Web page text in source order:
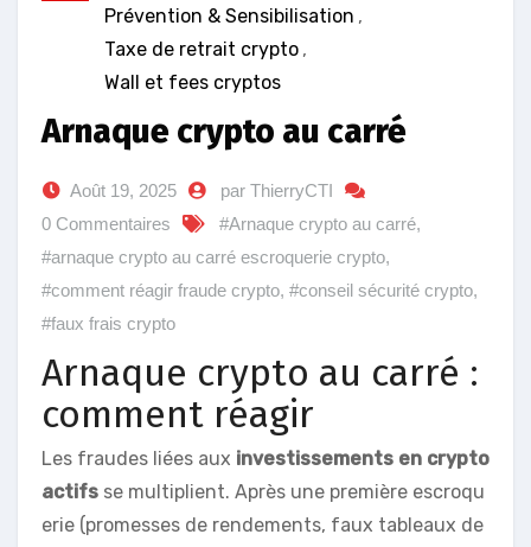
Prévention & Sensibilisation ,
Taxe de retrait crypto ,
Wall et fees cryptos
Arnaque crypto au carré
Août 19, 2025
par ThierryCTI
0 Commentaires
#Arnaque crypto au carré,
#arnaque crypto au carré escroquerie crypto,
#comment réagir fraude crypto, #conseil sécurité crypto,
#faux frais crypto
Arnaque crypto au carré :
comment réagir
Les fraudes liées aux investissements en crypto
actifs se multiplient. Après une première escroqu
erie (promesses de rendements, faux tableaux de